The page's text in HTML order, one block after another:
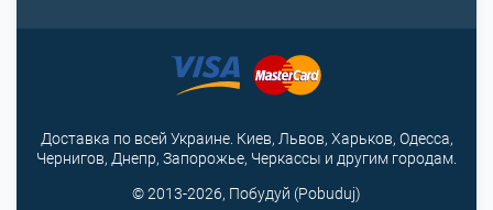
© 2013-2026, Побудуй (Pobuduj)
Доставка по всей Украине. Киев, Львов, Харьков, Одесса,
Чернигов, Днепр, Запорожье, Черкассы и другим городам.